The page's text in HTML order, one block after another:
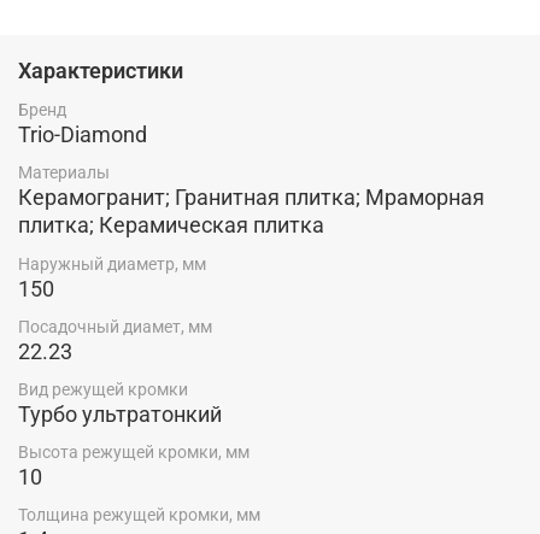
Характеристики
Бренд
Trio-Diamond
Материалы
Керамогранит; Гранитная плитка; Мраморная
плитка; Керамическая плитка
Наружный диаметр, мм
150
Посадочный диамет, мм
22.23
Вид режущей кромки
Турбо ультратонкий
Высота режущей кромки, мм
10
Толщина режущей кромки, мм